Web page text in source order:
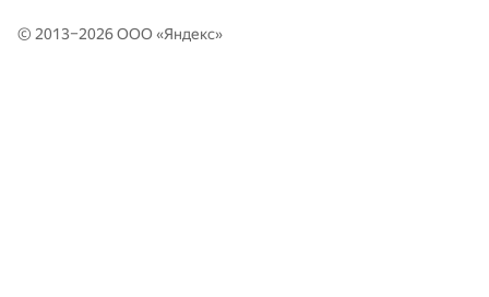
© 2013–2026 ООО «Яндекс»